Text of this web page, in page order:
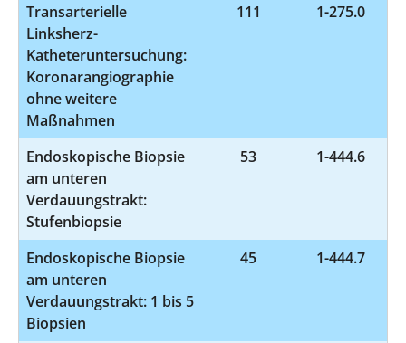
Transarterielle
Linksherz-
Katheteruntersuchung:
Koronarangiographie
ohne weitere
Maßnahmen
111 1-275.0
Endoskopische Biopsie
am unteren
Verdauungstrakt:
Stufenbiopsie
53 1-444.6
Endoskopische Biopsie
am unteren
Verdauungstrakt: 1 bis 5
Biopsien
45 1-444.7